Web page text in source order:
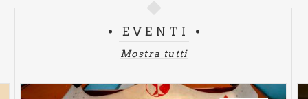
EVENTI
Mostra tutti